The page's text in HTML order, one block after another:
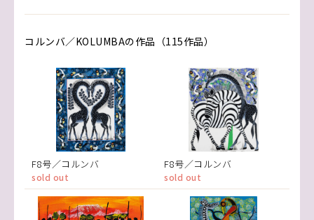
コルンバ／KOLUMBAの作品（115作品）
F8号／コルンバ
sold out
F8号／コルンバ
sold out